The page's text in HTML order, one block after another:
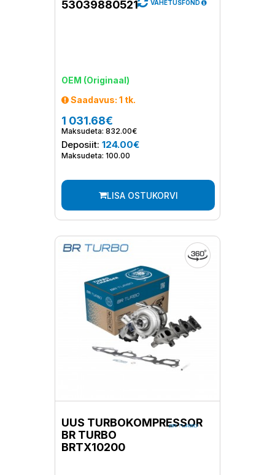
53039880521
OEM (Originaal)
Saadavus: 1 tk.
1 031.68€
Maksudeta: 832.00€
Deposiit: 124.00€
Maksudeta: 100.00
VAHETUSFOND
LISA OSTUKORVI
UUS TURBOKOMPRESSOR
BR TURBO
BRTX10200